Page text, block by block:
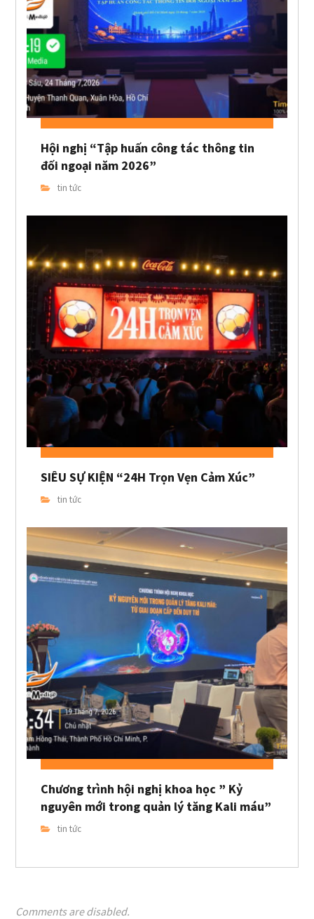
Hội nghị “Tập huấn công tác thông tin
đối ngoại năm 2026”
tin tức
SIÊU SỰ KIỆN “24H Trọn Vẹn Cảm Xúc”
tin tức
Chương trình hội nghị khoa học ” Kỷ
nguyên mới trong quản lý tăng Kali máu”
tin tức
Comments are disabled.